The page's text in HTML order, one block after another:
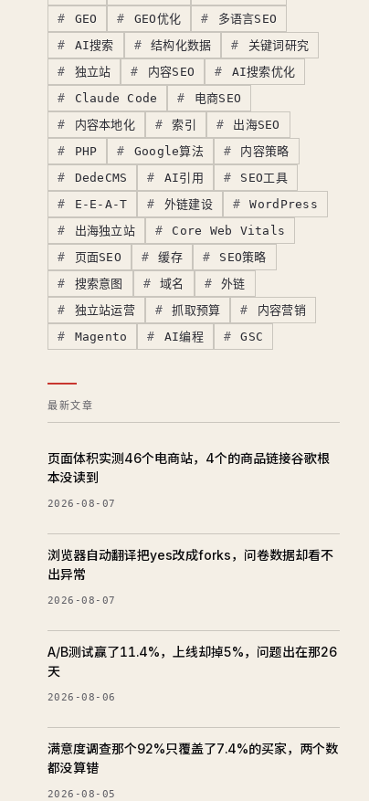
GEO
GEO优化
多语言SEO
AI搜索
结构化数据
关键词研究
独立站
内容SEO
AI搜索优化
Claude Code
电商SEO
内容本地化
索引
出海SEO
PHP
Google算法
内容策略
DedeCMS
AI引用
SEO工具
E-E-A-T
外链建设
WordPress
出海独立站
Core Web Vitals
页面SEO
缓存
SEO策略
搜索意图
域名
外链
独立站运营
抓取预算
内容营销
Magento
AI编程 GSC
最新文章
页面体积实测46个电商站，4个的商品链接谷歌根
本没读到
2026-08-07
浏览器自动翻译把yes改成forks，问卷数据却看不
出异常
2026-08-07
A/B测试赢了11.4%，上线却掉5%，问题出在那26
天
2026-08-06
满意度调查那个92%只覆盖了7.4%的买家，两个数
都没算错
2026-08-05